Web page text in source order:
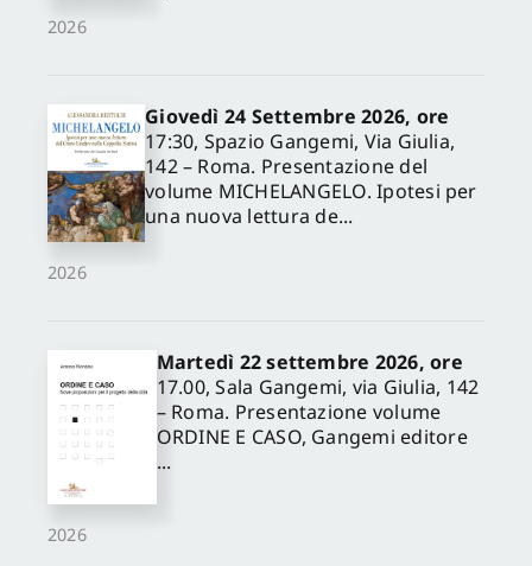
2026
2026
Giovedì 24 Settembre 2026, ore
17:30, Spazio Gangemi, Via Giulia,
142 – Roma. Presentazione del
volume MICHELANGELO. Ipotesi per
una nuova lettura de...
2026
Martedì 22 settembre 2026, ore
17.00, Sala Gangemi, via Giulia, 142
– Roma. Presentazione volume
ORDINE E CASO, Gangemi editore
...